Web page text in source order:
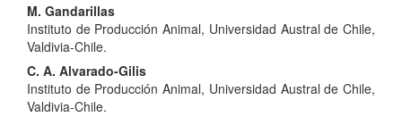
M. Gandarillas
Instituto de Producción Animal, Universidad Austral de Chile,
Valdivia-Chile.
C. A. Alvarado-Gilis
Instituto de Producción Animal, Universidad Austral de Chile,
Valdivia-Chile.